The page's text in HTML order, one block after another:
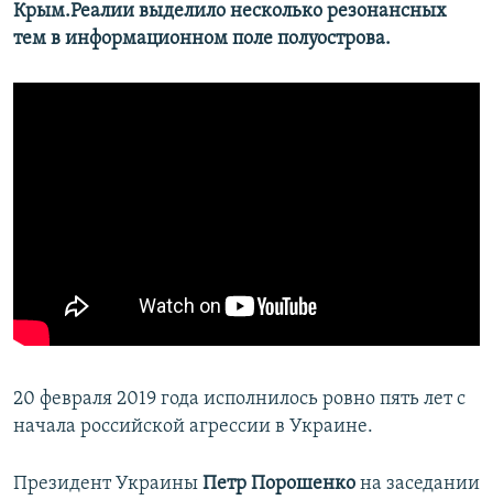
Крым.Реалии выделило несколько резонансных
тем в информационном поле полуострова.
20 февраля 2019 года исполнилось ровно пять лет с
начала российской агрессии в Украине.
Президент Украины Петр Порошенко на заседании